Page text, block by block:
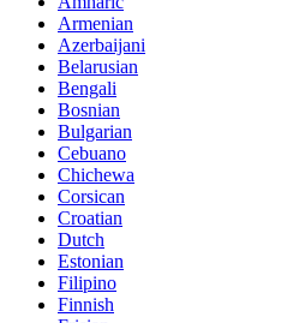
Armenian
Azerbaijani
Belarusian
Bengali
Bosnian
Bulgarian
Cebuano
Chichewa
Corsican
Croatian
Dutch
Estonian
Filipino
Finnish